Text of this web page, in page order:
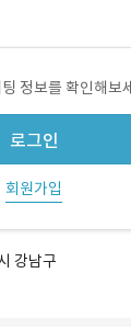
정보를 확인해보
로그인
회원가입
강남구